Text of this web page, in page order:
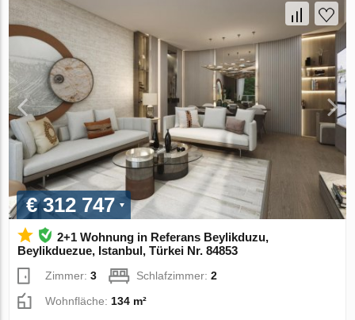
€ 312 747
2+1 Wohnung in Referans Beylikduzu,
Beylikduezue, Istanbul, Türkei Nr. 84853
Zimmer:3 Schlafzimmer:2
Wohnfläche: 134 m²